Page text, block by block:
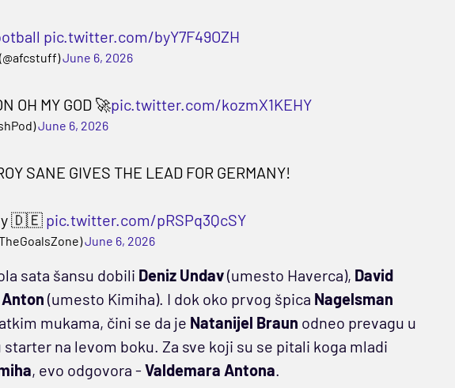
pic.twitter.com/byY7F49OZH
June 6, 2026
OH MY GOD 🚀pic.twitter.com/kozmX1KEHY
June 6, 2026
SANE GIVES THE LEAD FOR GERMANY!
🇩🇪 pic.twitter.com/pRSPq3QcSY
June 6, 2026
sata šansu dobili Deniz Undav(umesto Haverca), David
(umesto Kimiha). I dok oko prvog špica Nagelsman
mukama, čini se da je Natanijel Braun odneo prevagu u
starter na levom boku. Za sve koji su se pitali koga mladi
, evo odgovora - Valdemara Antona.